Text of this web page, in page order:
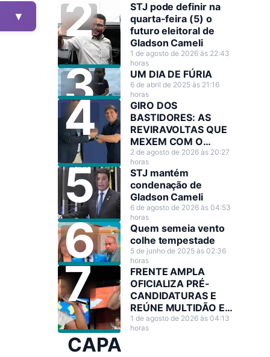
▼
STJ pode definir na
quarta-feira (5) o
futuro eleitoral de
Gladson Cameli
1 de agosto de 2026 às 22:43
horas
UM DIA DE FÚRIA
6 de abril de 2025 às 21:16
horas
GIRO DOS
BASTIDORES: AS
REVIRAVOLTAS QUE
MEXEM COM O
CENÁRIO POLÍTICO
2 de agosto de 2026 às 20:27
horas
STJ mantém
condenação de
Gladson Cameli
6 de agosto de 2026 às 04:53
horas
Quem semeia vento
colhe tempestade
5 de junho de 2025 às 02:36
horas
FRENTE AMPLA
OFICIALIZA PRÉ-
CANDIDATURAS E
REÚNE MULTIDÃO EM
GRANDE ATO NO
ACRE
1 de agosto de 2026 às 04:13
horas
CAPA